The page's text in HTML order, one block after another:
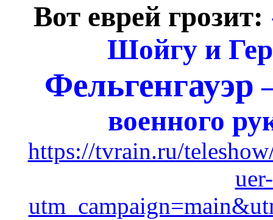
Вот еврей грозит:
Шойгу и
Фельгенгауэр
военного
https://tvrain.ru/